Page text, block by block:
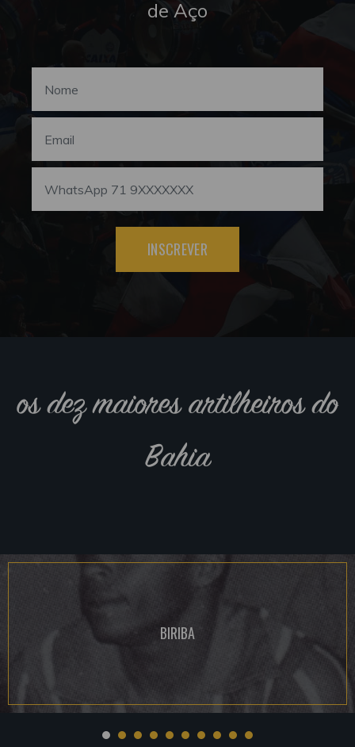
de Aço
INSCREVER
os dez maiores artilheiros do
Bahia
BIRIBA